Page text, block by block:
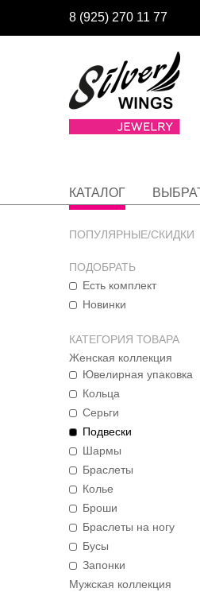
8 (925) 270 11 77
КАТАЛОГ
ПОПУЛЯРНЫЕ/СКИДКИ
ПОДОБРАТЬ
Есть комплект
Новинки
КАТЕГОРИЯ ТОВАРА
Женская коллекция
Ювелирная упаковка
Кольца
Серьги
Подвески
Шармы
Браслеты
Колье
Броши
Браслеты на ногу
Бусы
Запонки
Мужская коллекция